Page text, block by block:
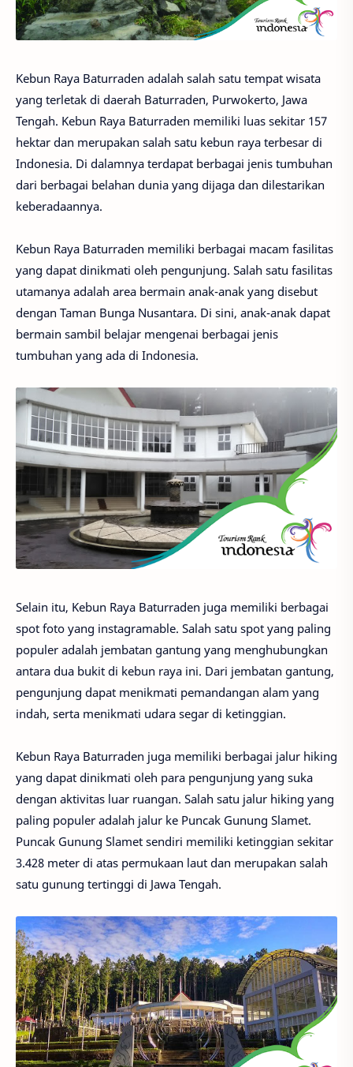
Kebun Raya Baturraden adalah salah satu tempat wisata
yang terletak di daerah Baturraden, Purwokerto, Jawa
Tengah. Kebun Raya Baturraden memiliki luas sekitar 157
hektar dan merupakan salah satu kebun raya terbesar di
Indonesia. Di dalamnya terdapat berbagai jenis tumbuhan
dari berbagai belahan dunia yang dijaga dan dilestarikan
keberadaannya.
Kebun Raya Baturraden memiliki berbagai macam fasilitas
yang dapat dinikmati oleh pengunjung. Salah satu fasilitas
utamanya adalah area bermain anak-anak yang disebut
dengan Taman Bunga Nusantara. Di sini, anak-anak dapat
bermain sambil belajar mengenai berbagai jenis
tumbuhan yang ada di Indonesia.
Selain itu, Kebun Raya Baturraden juga memiliki berbagai
spot foto yang instagramable. Salah satu spot yang paling
populer adalah jembatan gantung yang menghubungkan
antara dua bukit di kebun raya ini. Dari jembatan gantung,
pengunjung dapat menikmati pemandangan alam yang
indah, serta menikmati udara segar di ketinggian.
Kebun Raya Baturraden juga memiliki berbagai jalur hiking
yang dapat dinikmati oleh para pengunjung yang suka
dengan aktivitas luar ruangan. Salah satu jalur hiking yang
paling populer adalah jalur ke Puncak Gunung Slamet.
Puncak Gunung Slamet sendiri memiliki ketinggian sekitar
3.428 meter di atas permukaan laut dan merupakan salah
satu gunung tertinggi di Jawa Tengah.